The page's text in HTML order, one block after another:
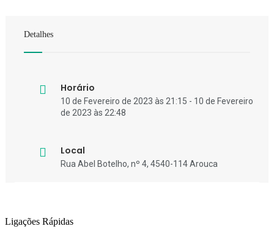
Detalhes
Horário
10 de Fevereiro de 2023 às 21:15 - 10 de Fevereiro
de 2023 às 22:48
Local
Rua Abel Botelho, nº 4, 4540-114 Arouca
Ligações Rápidas